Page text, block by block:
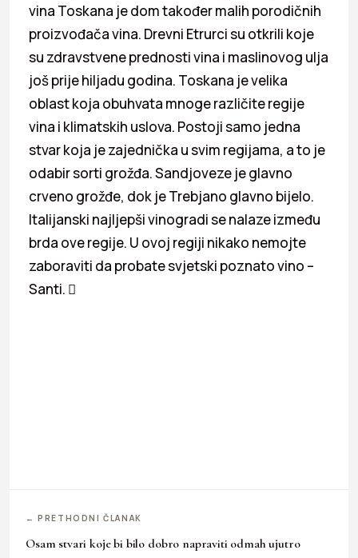
vina Toskana je dom također malih porodičnih
proizvođača vina. Drevni Etrurci su otkrili koje
su zdravstvene prednosti vina i maslinovog ulja
još prije hiljadu godina. Toskana je velika
oblast koja obuhvata mnoge različite regije
vina i klimatskih uslova. Postoji samo jedna
stvar koja je zajednička u svim regijama, a to je
odabir sorti grožđa. Sandjoveze je glavno
crveno grožđe, dok je Trebjano glavno bijelo.
Italijanski najljepši vinogradi se nalaze između
brda ove regije. U ovoj regiji nikako nemojte
zaboraviti da probate svjetski poznato vino –
Santi. 
← PRETHODNI ČLANAK
Osam stvari koje bi bilo dobro napraviti odmah ujutro